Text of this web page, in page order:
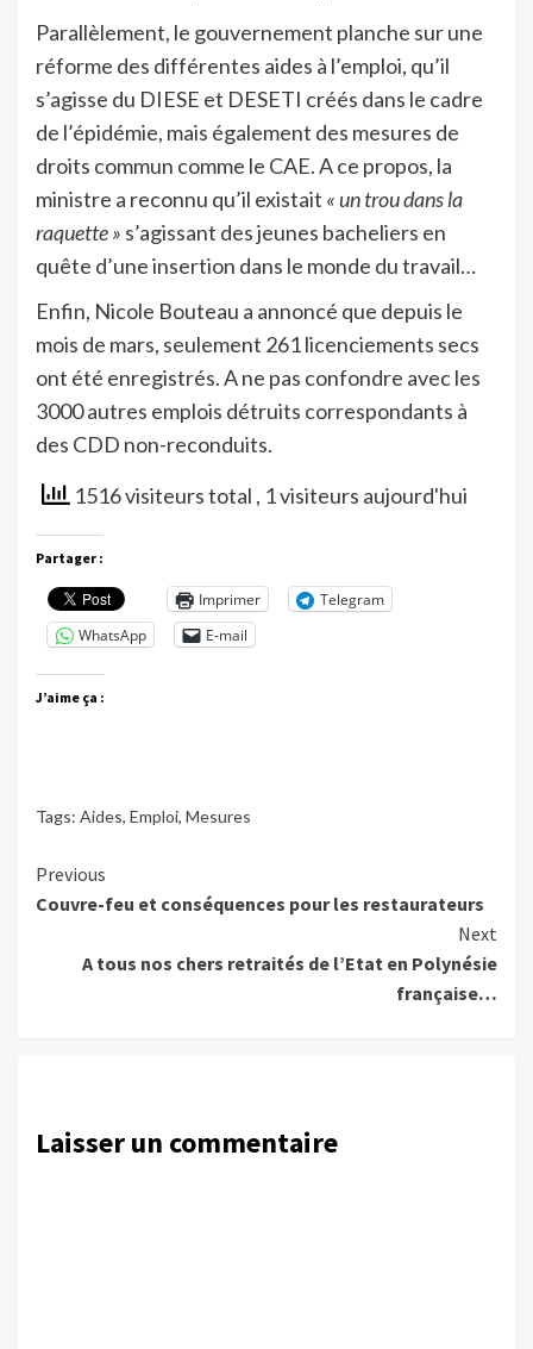
Parallèlement, le gouvernement planche sur une
réforme des différentes aides à l’emploi, qu’il
s’agisse du DIESE et DESETI créés dans le cadre
de l’épidémie, mais également des mesures de
droits commun comme le CAE. A ce propos, la
ministre a reconnu qu’il existait « un trou dans la
raquette » s’agissant des jeunes bacheliers en
quête d’une insertion dans le monde du travail…
Enfin, Nicole Bouteau a annoncé que depuis le
mois de mars, seulement 261 licenciements secs
ont été enregistrés. A ne pas confondre avec les
3000 autres emplois détruits correspondants à
des CDD non-reconduits.
1516 visiteurs total , 1 visiteurs aujourd'hui
Partager :
Imprimer
Telegram
WhatsApp
E-mail
J’aime ça :
Tags: Aides, Emploi, Mesures
Continue
Reading
Previous
Couvre-feu et conséquences pour les restaurateurs
Next
A tous nos chers retraités de l’Etat en Polynésie
française…
Laisser un commentaire